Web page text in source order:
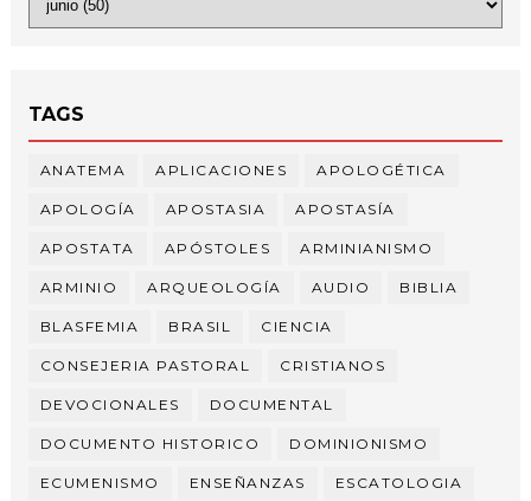
TAGS
ANATEMA APLICACIONES APOLOGÉTICA
APOLOGÍA APOSTASIA APOSTASÍA
APOSTATA APÓSTOLES ARMINIANISMO
ARMINIO ARQUEOLOGÍA AUDIO BIBLIA
BLASFEMIA BRASIL CIENCIA
CONSEJERIA PASTORAL CRISTIANOS
DEVOCIONALES DOCUMENTAL
DOCUMENTO HISTORICO DOMINIONISMO
ECUMENISMO ENSEÑANZAS ESCATOLOGIA